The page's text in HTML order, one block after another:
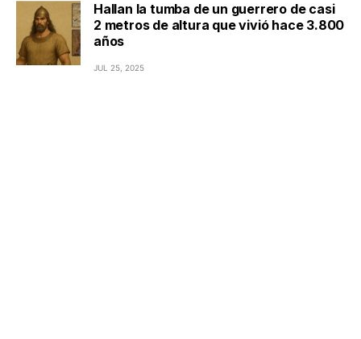
Hallan la tumba de un guerrero de casi
2 metros de altura que vivió hace 3.800
años
JUL 25, 2025